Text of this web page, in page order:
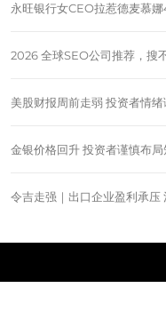
永旺银行女CEO拉惹德麦慕
2026 全球SEO公司推荐，搜
美股财报周前走弱 投资者情
金银价格回升 投资者谨慎布
令吉走强｜出口企业盈利承压